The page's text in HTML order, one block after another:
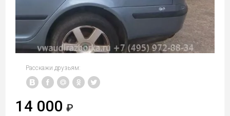
Расскажи друзьям:
14 000